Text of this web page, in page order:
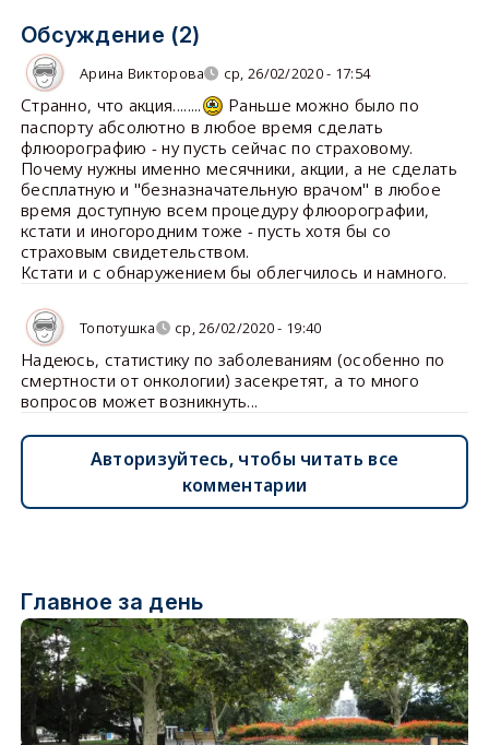
Обсуждение (2)
Арина Викторова ср, 26/02/2020 - 17:54
Странно, что акция........
Раньше можно было по
паспорту абсолютно в любое время сделать
флюорографию - ну пусть сейчас по страховому.
Почему нужны именно месячники, акции, а не сделать
бесплатную и "безназначательную врачом" в любое
время доступную всем процедуру флюорографии,
кстати и иногородним тоже - пусть хотя бы со
страховым свидетельством.
Кстати и с обнаружением бы облегчилось и намного.
Топотушка ср, 26/02/2020 - 19:40
Надеюсь, статистику по заболеваниям (особенно по
смертности от онкологии) засекретят, а то много
вопросов может возникнуть...
Авторизуйтесь, чтобы читать все
комментарии
Главное за день